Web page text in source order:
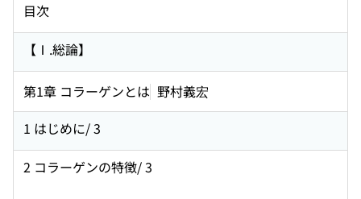
目次
【Ⅰ.総論】
第1章 コラーゲンとは 野村義宏
1 はじめに/ 3
2 コラーゲンの特徴/ 3